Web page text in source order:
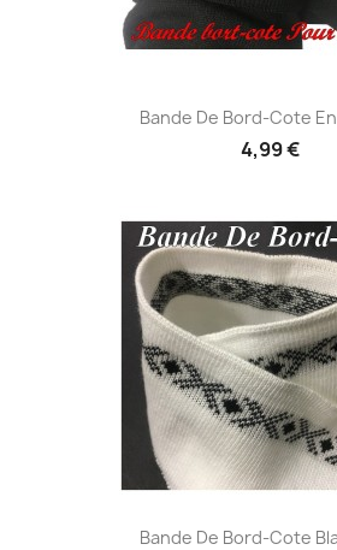
Bande De Bord-Cote
4,99 €
Bande De Bord-Cote